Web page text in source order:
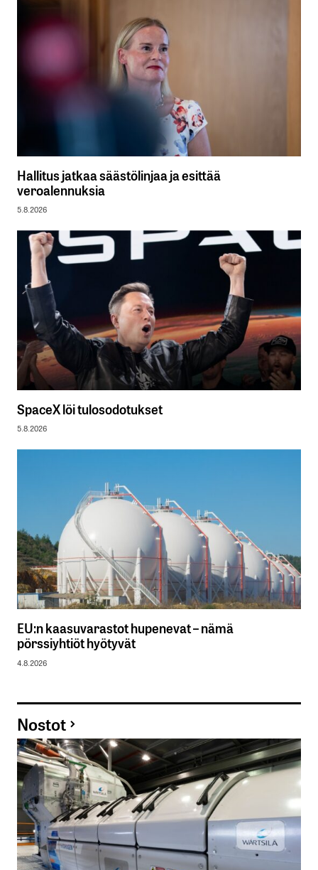
Hallitus jatkaa säästölinjaa ja esittää
veroalennuksia
5.8.2026
SpaceX löi tulosodotukset
5.8.2026
EU:n kaasuvarastot hupenevat – nämä
pörssiyhtiöt hyötyvät
4.8.2026
Nostot